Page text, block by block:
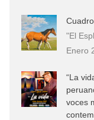
"El
Enero
“La
voces